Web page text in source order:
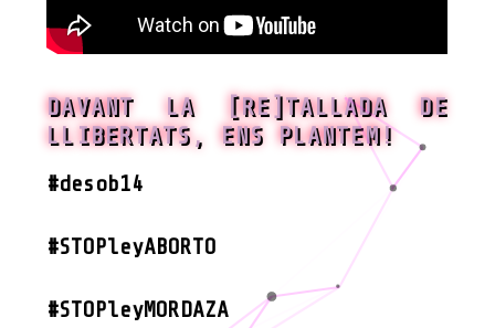
DAVANT LA [RE]TALLADA DE
LLIBERTATS, ENS PLANTEM!
#desob14
#STOPleyABORTO
#STOPleyMORDAZA